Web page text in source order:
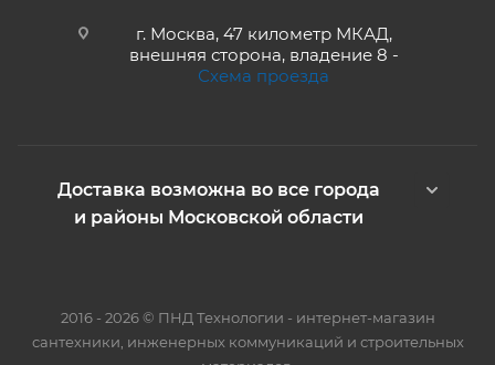
г. Москва, 47 километр МКАД,
внешняя сторона, владение 8 -
Схема проезда
Доставка возможна во все города
и районы Московской области
2016 - 2026 © ПНД Технологии - интернет-магазин
сантехники, инженерных коммуникаций и строительных